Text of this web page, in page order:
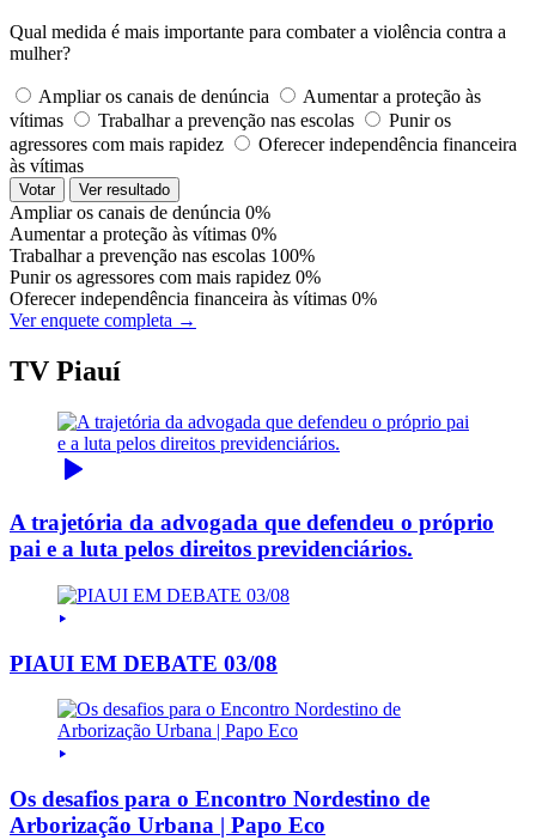
Qual medida é mais importante para combater a violência contra a
mulher?
Ampliar os canais de denúncia
Aumentar a proteção às
vítimas
Trabalhar a prevenção nas escolas
Punir os
agressores com mais rapidez
Oferecer independência financeira
às vítimas
Votar Ver resultado
Ampliar os canais de denúncia 0%
Aumentar a proteção às vítimas 0%
Trabalhar a prevenção nas escolas 100%
Punir os agressores com mais rapidez 0%
Oferecer independência financeira às vítimas 0%
Ver enquete completa →
TV Piauí
A trajetória da advogada que defendeu o próprio
pai e a luta pelos direitos previdenciários.
PIAUI EM DEBATE 03/08
Os desafios para o Encontro Nordestino de
Arborização Urbana | Papo Eco